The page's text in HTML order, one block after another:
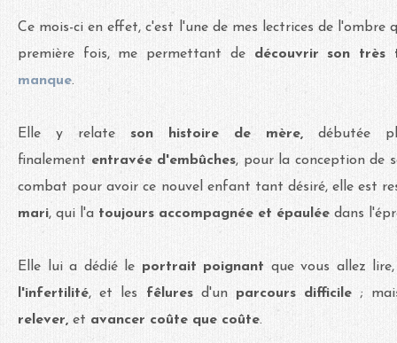
Ce mois-ci en effet, c'est l'une de mes lectrices de l'ombre
première fois, me permettant de découvrir son très
manque.
Elle y relate son histoire de mère, débutée
finalement entravée d'embûches, pour la conception de
combat pour avoir ce nouvel enfant tant désiré, elle est
mari, qui l'a toujours accompagnée et épaulée dans
Elle lui a dédié le portrait poignant que vous allez
l'infertilité, et les fêlures d'un parcours difficile ;
relever, et avancer coûte que coûte.